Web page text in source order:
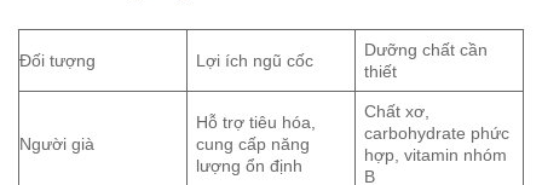
Đối tượng Lợi ích ngũ cốc
Dưỡng chất cần
thiết
Người già
Hỗ trợ tiêu hóa,
cung cấp năng
lượng ổn định
Chất xơ,
carbohydrate phức
hợp, vitamin nhóm
B